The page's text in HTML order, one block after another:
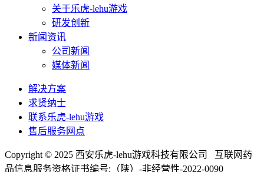
关于乐虎-lehu游戏
研发创新
新闻资讯
公司新闻
媒体新闻
解决方案
求贤纳士
联系乐虎-lehu游戏
售后服务网点
Copyright © 2025 西安乐虎-lehu游戏科技有限公司
互联网药
品信息服务资格证书编号:（陕）-非经营性-2022-0090